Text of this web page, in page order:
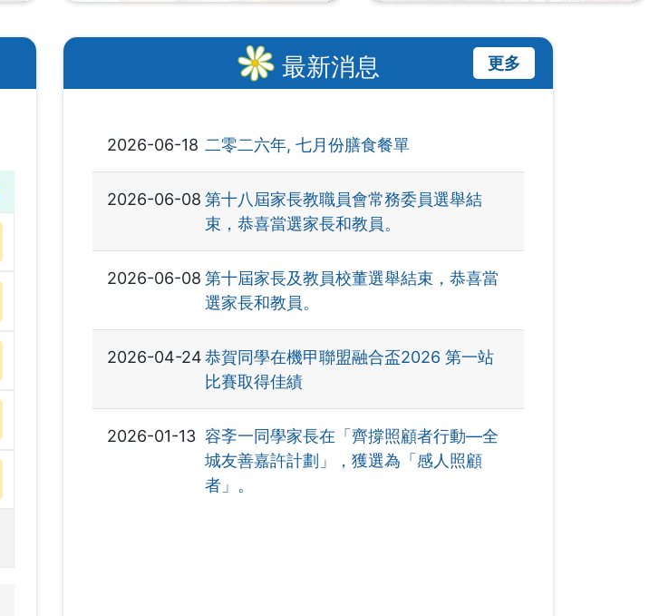
最新消息 更多
2026-06-18 二零二六年, 七月份膳食餐單
2026-06-08 第十八屆家長教職員會常務委員選舉結
束，恭喜當選家長和教員。
2026-06-08 第十屆家長及教員校董選舉結束，恭喜當
選家長和教員。
2026-04-24恭賀同學在機甲聯盟融合盃2026 第一站
比賽取得佳績
2026-01-13 容斈一同學家長在「齊撐照顧者行動—全
城友善嘉許計劃」，獲選為「感人照顧
者」。